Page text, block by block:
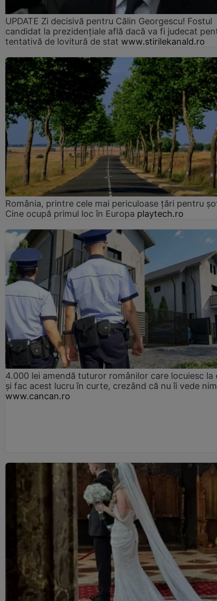
UPDATE Zi decisivă pentru Călin Georgescu! Fostul
candidat la prezidențiale află dacă va fi judecat
tentativă de lovitură de stat www.stirilekanald.ro
România, printre cele mai periculoase țări pentru
Cine ocupă primul loc în Europa playtech.ro
4.000 lei amendă tuturor românilor care locuiesc la
și fac acest lucru în curte, crezând că nu îi vede
www.cancan.ro